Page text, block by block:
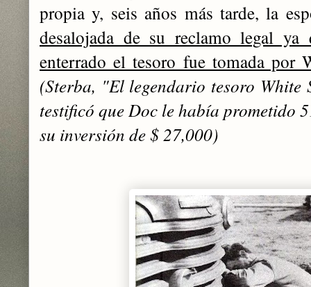
propia y, seis años más tarde, la
desalojada de su reclamo legal
enterrado el tesoro fue tomada por
(Sterba, "El legendario tesoro White
testificó que Doc le había prometido
su inversión de $ 27,000)